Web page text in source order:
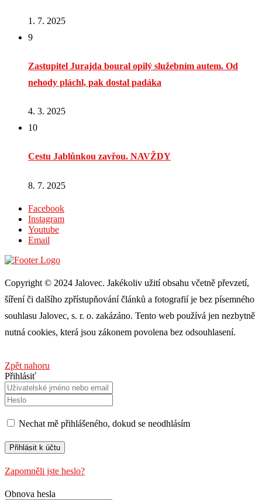
1. 7. 2025
9
Zastupitel Jurajda boural opilý služebním autem. Od
nehody pláchl, pak dostal padáka
4. 3. 2025
10
Cestu Jablůnkou zavřou. NAVŽDY
8. 7. 2025
Facebook
Instagram
Youtube
Email
Copyright © 2024 Jalovec. Jakékoliv užití obsahu včetně převzetí,
šíření či dalšího zpřístupňování článků a fotografií je bez písemného
souhlasu Jalovec, s. r. o. zakázáno. Tento web používá jen nezbytně
nutná cookies, která jsou zákonem povolena bez odsouhlasení.
Zpět nahoru
Přihlásiť
Nechat mě přihlášeného, ​​dokud se neodhlásím
Zapomněli jste heslo?
Obnova hesla